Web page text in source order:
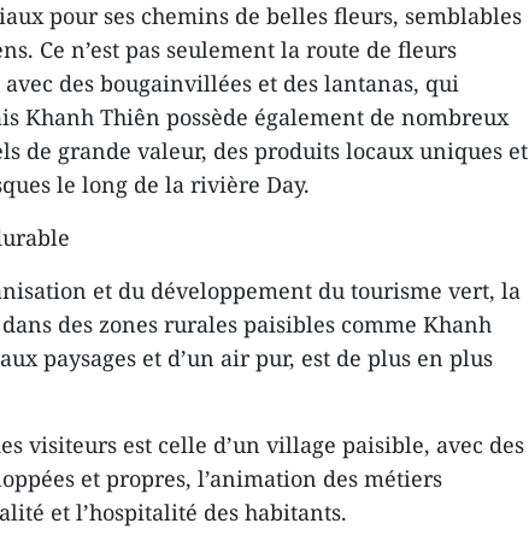
pour ses chemins de belles fleurs, semblables
Ce n’est pas seulement la route de fleurs
des bougainvillées et des lantanas, qui
Khanh Thiên possède également de nombreux
de grande valeur, des produits locaux uniques et
le long de la rivière Day.
et du développement du tourisme vert, la
des zones rurales paisibles comme Khanh
paysages et d’un air pur, est de plus en plus
visiteurs est celle d’un village paisible, avec des
et propres, l’animation des métiers
et l’hospitalité des habitants.